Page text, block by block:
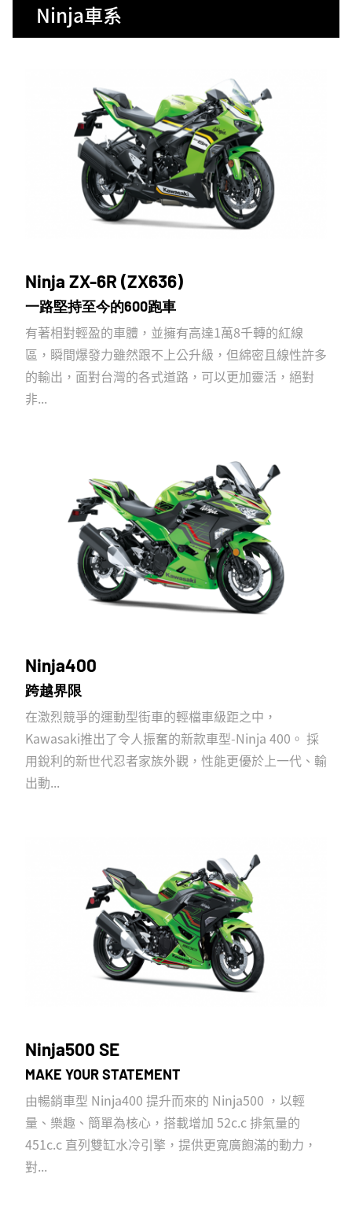
Ninja車系
Ninja ZX-6R (ZX636)
一路堅持至今的600跑車
有著相對輕盈的車體，並擁有高達1萬8千轉的紅線
區，瞬間爆發力雖然跟不上公升級，但綿密且線性許多
的輸出，面對台灣的各式道路，可以更加靈活，絕對
非...
Ninja400
跨越界限
在激烈競爭的運動型街車的輕檔車級距之中，
Kawasaki推出了令人振奮的新款車型-Ninja 400。 採
用銳利的新世代忍者家族外觀，性能更優於上一代、輸
出動...
Ninja500 SE
MAKE YOUR STATEMENT
由暢銷車型 Ninja400 提升而來的 Ninja500 ，以輕
量、樂趣、簡單為核心，搭載增加 52c.c 排氣量的
451c.c 直列雙缸水冷引擎，提供更寬廣飽滿的動力，
對...